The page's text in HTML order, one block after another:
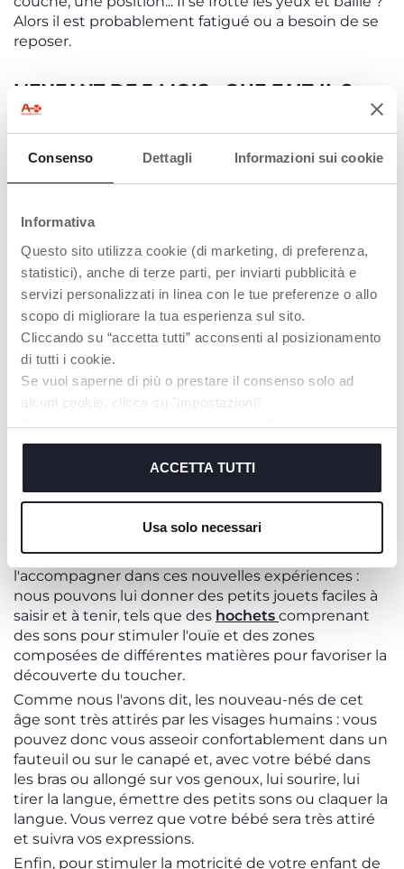
Consenso Dettagli Informazioni sui cookie
Informativa
Questo sito utilizza cookie (di marketing, di preferenza,
statistici), anche di terze parti, per inviarti pubblicità e
servizi personalizzati in linea con le tue preferenze o allo
scopo di migliorare la tua esperienza sul sito.
Cliccando su “accetta tutti” acconsenti al posizionamento
di tutti i cookie.
Se vuoi saperne di più o prestare il consenso solo ad
alcuni cookie, clicca su "impostazioni".
Chiudendo questo banner acconsenti all’uso dei soli
cookie tecnici, indispensabili per fruire del servizio
ACCETTA TUTTI
Usa solo necessari
Alors il est probablement fatigué ou a besoin de se
reposer.
L'ENFANT DE 3 MOIS : QUE FAIT-IL ?
À 3 mois, le nouveau-né commence à s'intéresser à
personnes qui l'entourent. Pour montrer sa
satisfaction, il se débat et agite les bras, il
de ses parents. Voici quelques-uns de ses progrès :
Il arrive à garder la tête plus droite.
S'il est allongé sur le ventre, il est capable de la
soulever, jusqu'à soulever ses épaules.
Il sera également capable de tourner
volontairement la tête pour regarder autour de
lui.
Il lève les bras, commence à saisir de petits
objets et développe la coordination œil-main.
LES JOUETS POUR STIMULER UN
ENFANT DE 3 MOIS
Au cours de cette période, le nouveau-né
toucher et est prêt à développer la coordination
œil-main. Il est donc important de le stimuler et de
l'accompagner dans ces nouvelles expériences :
nous pouvons lui donner des petits jouets faciles à
saisir et à tenir, tels que des hochets comprenant
des sons pour stimuler l'ouïe et des zones
composées de différentes matières pour favoriser la
découverte du toucher.
Comme nous l'avons dit, les nouveau-nés de cet
âge sont très attirés par les visages humains : vous
pouvez donc vous asseoir confortablement dans un
fauteuil ou sur le canapé et, avec votre bébé dans
les bras ou allongé sur vos genoux, lui sourire, lui
tirer la langue, émettre des petits sons ou claquer la
langue. Vous verrez que votre bébé sera très attiré
et suivra vos expressions.
Enfin, pour stimuler la motricité de votre enfant de